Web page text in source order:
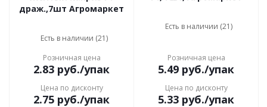
драж.,7шт Агромаркет
Есть в наличии (21)
Розничная цена
2.83 руб./упак
Цена по дисконту
2.75 руб./упак
Есть в наличии (21)
Розничная цена
5.49 руб./упак
Цена по дисконту
5.33 руб./упак